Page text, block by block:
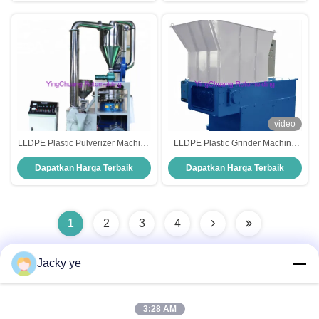
LLDPE Plastic Pulverizer Machine
For Rotomolding Products, Etc.
Dapatkan Harga Terbaik
video
LLDPE Plastic Grinder Machine
For Rotomolding Products, Etc.
Dapatkan Harga Terbaik
1 2 3 4
Jacky ye
3:28 AM